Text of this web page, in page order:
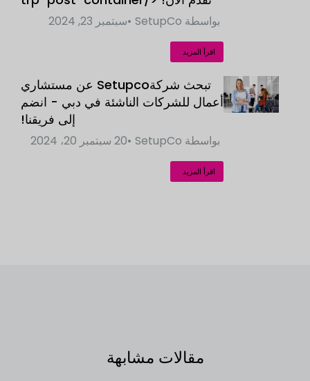
بواسطة SetupCo سبتمبر 23, 2024
اقرأ المزيد
تبحث شركةSetupco عن مستشاري
أعمال للشركات الناشئة في دبي - انضم
إلى فريقنا!
بواسطة SetupCo 20 سبتمبر 20، 2024
اقرأ المزيد
مقالات مشابهة